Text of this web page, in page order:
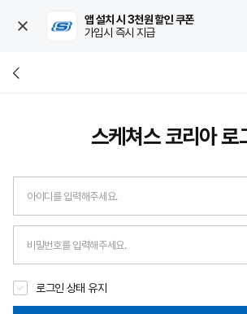
앱 설치 시 3천원 할인 쿠폰
가입시 즉시 지급
스케쳐스 코리아로
로그인 상태 유지